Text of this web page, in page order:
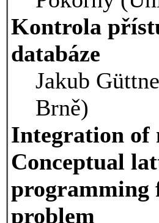
Kontrola
databáze
Jakub
Brně)
Integration of
Conceptual
programming
problem